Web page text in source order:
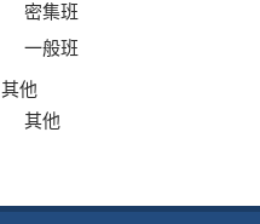
密集班
一般班
其他
其他